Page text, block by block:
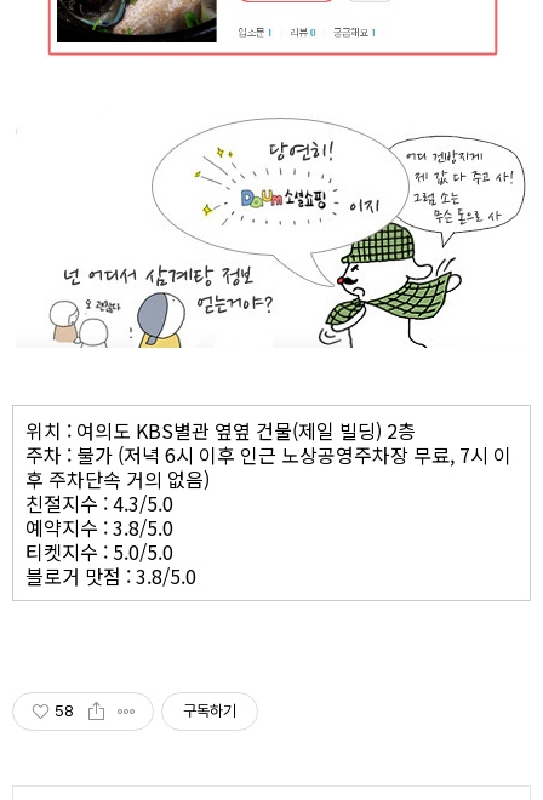
위치 : 여의도 KBS별관 옆옆 건물(제일 빌딩) 2층
주차 : 불가 (저녁 6시 이후 인근 노상공영주차장 무료, 7시 이
후 주차단속 거의 없음)
친절지수 : 4.3/5.0
예약지수 : 3.8/5.0
티켓지수 : 5.0/5.0
블로거 맛점 : 3.8/5.0
58 구독하기